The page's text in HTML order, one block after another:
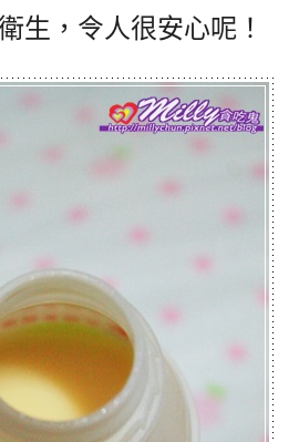
生，令人很安心呢！